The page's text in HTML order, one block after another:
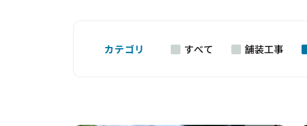
カテゴリ すべて 舗装工事